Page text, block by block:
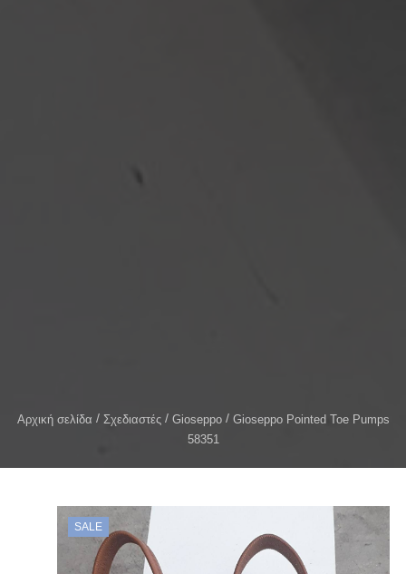
Αρχική σελίδα Σχεδιαστές Gioseppo
Gioseppo Pointed Toe Pumps
58351
SALE